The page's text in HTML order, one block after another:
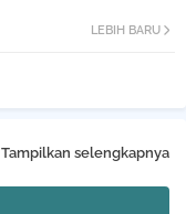
LEBIH BARU
Tampilkan selengkapnya